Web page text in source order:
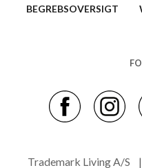
BEGREBSOVERSIGT
Trademark Living A/